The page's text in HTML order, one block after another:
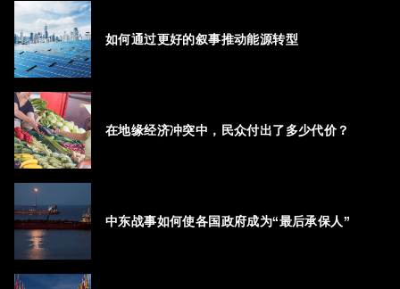
如何通过更好的叙事推动能源转型
在地缘经济冲突中，民众付出了多少代价？
中东战事如何使各国政府成为“最后承保人”